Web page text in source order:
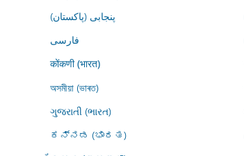
پنجابی (پاکستان)
فارسى
कोंकणी (भारत)
অসমীয়া (ভাৰত)
ગુજરાતી (ભારત)
ಕನ್ನಡ (ಭಾರತ)